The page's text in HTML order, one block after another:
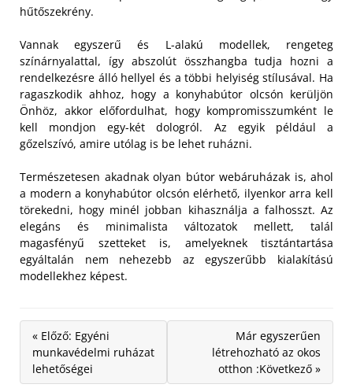
hűtőszekrény.
Vannak egyszerű és L-alakú modellek, rengeteg
színárnyalattal, így abszolút összhangba tudja hozni a
rendelkezésre álló hellyel és a többi helyiség stílusával. Ha
ragaszkodik ahhoz, hogy a konyhabútor olcsón kerüljön
Önhöz, akkor előfordulhat, hogy kompromisszumként le
kell mondjon egy-két dologról. Az egyik például a
gőzelszívó, amire utólag is be lehet ruházni.
Természetesen akadnak olyan bútor webáruházak is, ahol
a modern a konyhabútor olcsón elérhető, ilyenkor arra kell
törekedni, hogy minél jobban kihasználja a falhosszt. Az
elegáns és minimalista változatok mellett, talál
magasfényű szetteket is, amelyeknek tisztántartása
egyáltalán nem nehezebb az egyszerűbb kialakítású
modellekhez képest.
« Előző: Egyéni
munkavédelmi ruházat
lehetőségei
Már egyszerűen
létrehozható az okos
otthon :Következő »